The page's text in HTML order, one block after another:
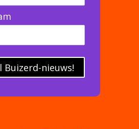
Buizerd-nieuws!